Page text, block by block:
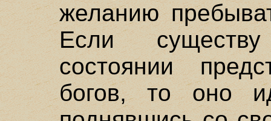
желанию
Если
состоянии
богов, то оно